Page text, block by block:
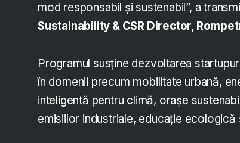
mod responsabil și sustenabil”, a
Sustainability & CSR Director,
Programul susține dezvoltarea
în domenii precum mobilitate urbană,
inteligentă pentru climă, orașe
emisiilor industriale, educație